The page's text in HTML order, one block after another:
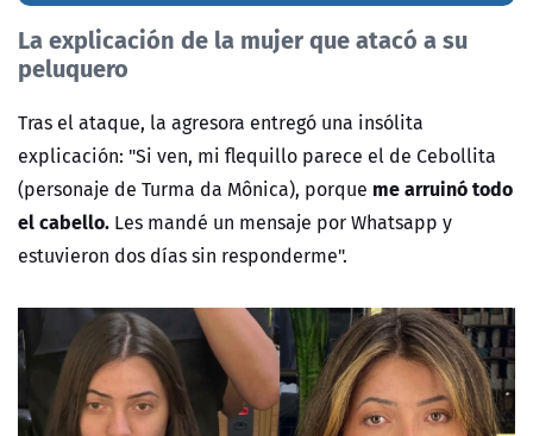
La explicación de la mujer que atacó a su
peluquero
Tras el ataque, la agresora entregó una insólita
explicación: "Si ven, mi flequillo parece el de Cebollita
(personaje de Turma da Mônica), porque me arruinó todo
el cabello. Les mandé un mensaje por Whatsapp y
estuvieron dos días sin responderme".